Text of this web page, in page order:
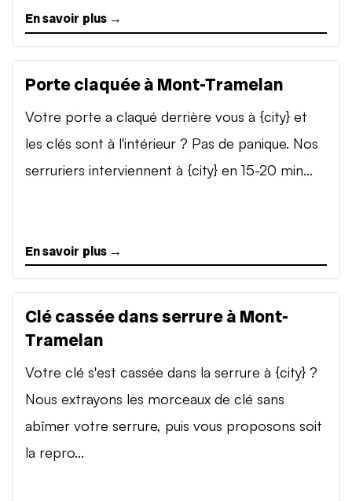
En savoir plus →
Porte claquée à Mont-Tramelan
Votre porte a claqué derrière vous à {city} et
les clés sont à l'intérieur ? Pas de panique. Nos
serruriers interviennent à {city} en 15-20 min...
En savoir plus →
Clé cassée dans serrure à Mont-
Tramelan
Votre clé s'est cassée dans la serrure à {city} ?
Nous extrayons les morceaux de clé sans
abîmer votre serrure, puis vous proposons soit
la repro...